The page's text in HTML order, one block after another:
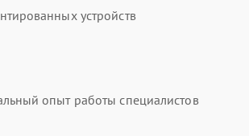
устройств
опыт работы специалистов